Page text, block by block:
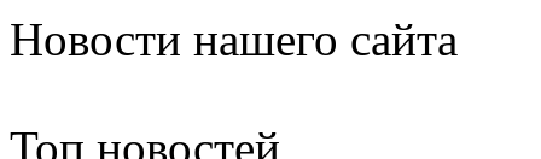
Новости нашего сайта
Топ новостей